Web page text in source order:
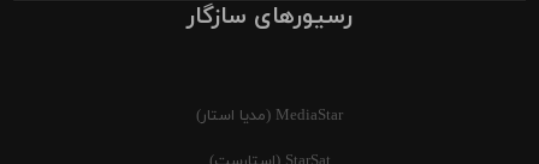
رسیورهای سازگار
MediaStar (مدیا استار)